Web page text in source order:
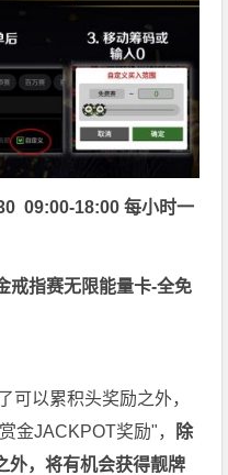
09:00-18:00 每小时一
戒指赛无限能量卡-全免
可以累积头奖励之外，
金JACKPOT奖励"，
除
外，将有机会获得靓牌